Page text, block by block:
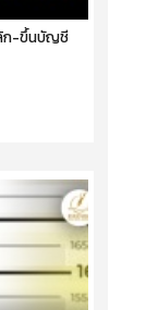
ลิก-ขึ้นบัญชี